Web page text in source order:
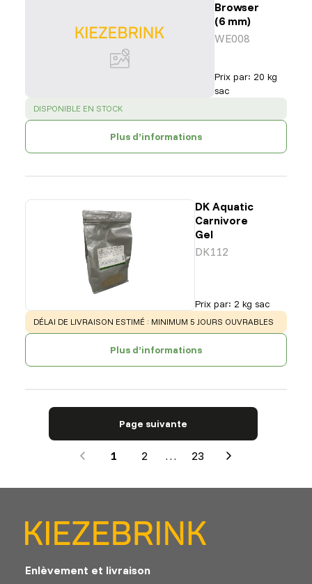
Browser
(6 mm)
WE008
Prix par: 20 kg
sac
SUCCESS:
DISPONIBLE EN STOCK
Plus d’informations
DK Aquatic
Carnivore
Gel
DK112
Prix par: 2 kg sac
WARNING
DÉLAI DE LIVRAISON ESTIMÉ : MINIMUM 5 JOURS OUVRABLES
Plus d’informations
Page suivante
1 2 … 23
Next
Enlèvement et livraison